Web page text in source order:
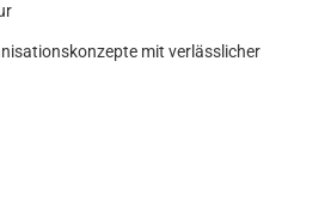
mit verlässlicher